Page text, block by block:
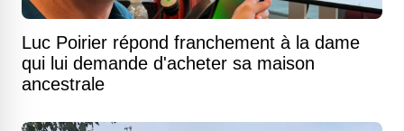
Luc Poirier répond franchement à la dame
qui lui demande d'acheter sa maison
ancestrale